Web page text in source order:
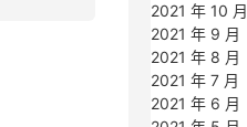
2021 年 10 月
2021 年 9 月
2021 年 8 月
2021 年 7 月
2021 年 6 月